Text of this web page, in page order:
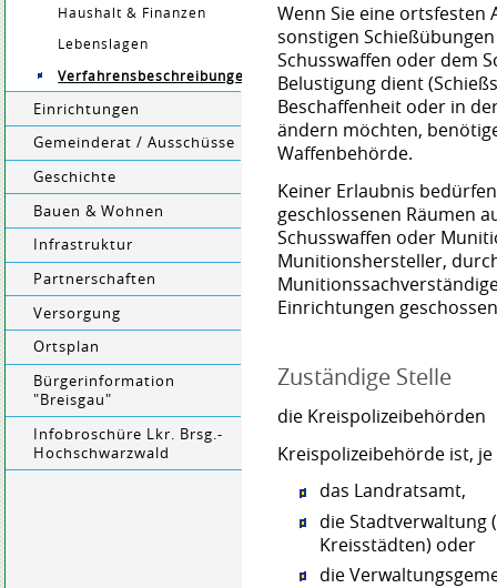
Haushalt & Finanzen
Lebenslagen
Verfahrensbeschreibungen
Einrichtungen
Gemeinderat / Ausschüsse
Geschichte
Bauen & Wohnen
Infrastruktur
Partnerschaften
Versorgung
Ortsplan
Bürgerinformation
"Breisgau"
Infobroschüre Lkr. Brsg.-
Hochschwarzwald
Wenn Sie eine ortsfesten
sonstigen
Schusswaffen oder dem
Belustigung dient
Beschaffenheit oder in
ändern möchten,
Waffenbehörde.
Keiner Erlaubnis
geschlossenen Räumen
Schusswaffen oder
Munitionshersteller,
Einrichtungen
Zuständige Stelle
die Kreispolizeibehörden
Kreispolizeibehörde ist,
das Landratsamt,
die Stadtverwaltung
Kreisstädten) oder
die